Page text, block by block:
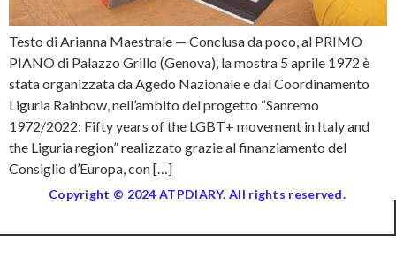
Testo di Arianna Maestrale — Conclusa da poco, al PRIMO
PIANO di Palazzo Grillo (Genova), la mostra 5 aprile 1972 è
stata organizzata da Agedo Nazionale e dal Coordinamento
Liguria Rainbow, nell’ambito del progetto “Sanremo
1972/2022: Fifty years of the LGBT+ movement in Italy and
the Liguria region” realizzato grazie al finanziamento del
Consiglio d’Europa, con […]
Copyright © 2024 ATPDIARY. All rights reserved.